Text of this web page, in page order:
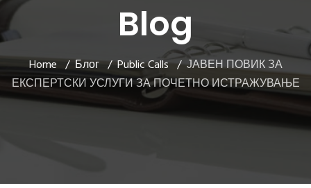
Blog
Home Блог Public Calls
ЈАВЕН ПОВИК ЗА
ЕКСПЕРТСКИ УСЛУГИ ЗА ПОЧЕТНО ИСТРАЖУВАЊЕ